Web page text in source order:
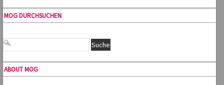
MOG DURCHSUCHEN
ABOUT MOG